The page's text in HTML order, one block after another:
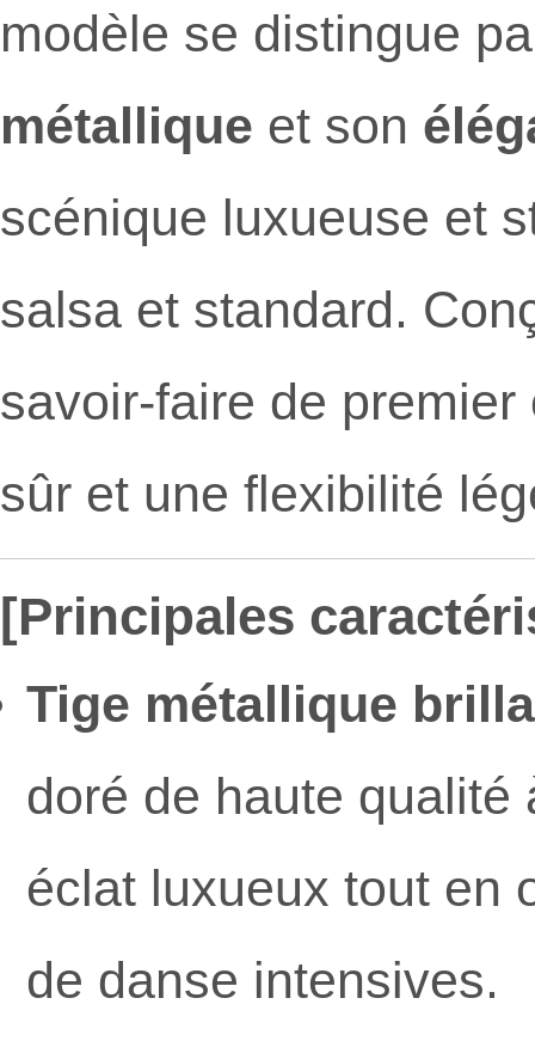
modèle se distingue
métallique et son
scénique luxueuse et
salsa et standard.
savoir-faire de
sûr et une flexibilité
[Principales
Tige métallique
doré de haute
éclat luxueux tout en
de danse intensives.